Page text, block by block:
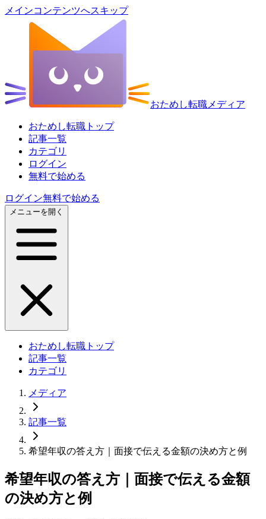
メインコンテンツへスキップ
おためし転職メディア
おためし転職トップ
記事一覧
カテゴリ
ログイン
無料で始める
ログイン無料で始める
メニューを開く
おためし転職トップ
記事一覧
カテゴリ
メディア
記事一覧
希望年収の答え方｜面接で伝える金額の決め方と例
希望年収の答え方｜面接で伝える金額
の決め方と例